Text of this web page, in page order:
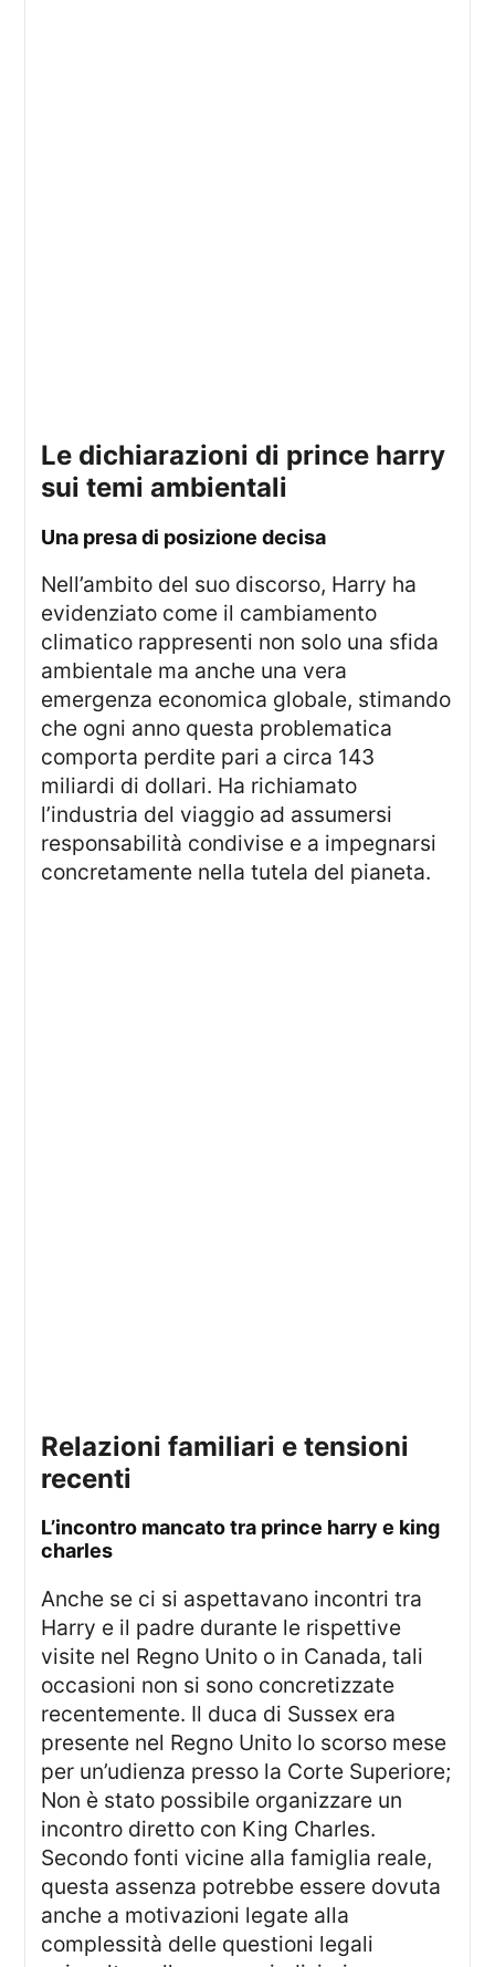
le dichiarazioni di prince harry
sui temi ambientali
una presa di posizione decisa
Nell’ambito del suo discorso, Harry ha
evidenziato come il cambiamento
climatico rappresenti non solo una sfida
ambientale ma anche una vera
emergenza economica globale, stimando
che ogni anno questa problematica
comporta perdite pari a circa 143
miliardi di dollari. Ha richiamato
l’industria del viaggio ad assumersi
responsabilità condivise e a impegnarsi
concretamente nella tutela del pianeta.
relazioni familiari e tensioni
recenti
l’incontro mancato tra prince harry e king
charles
Anche se ci si aspettavano incontri tra
Harry e il padre durante le rispettive
visite nel Regno Unito o in Canada, tali
occasioni non si sono concretizzate
recentemente. Il duca di Sussex era
presente nel Regno Unito lo scorso mese
per un’udienza presso la Corte Superiore;
Non è stato possibile organizzare un
incontro diretto con King Charles.
Secondo fonti vicine alla famiglia reale,
questa assenza potrebbe essere dovuta
anche a motivazioni legate alla
complessità delle questioni legali